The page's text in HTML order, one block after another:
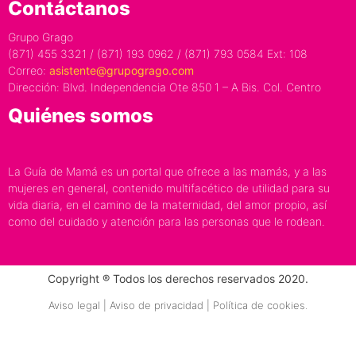
Contáctanos
Grupo Grago
(871) 455 3321 / (871) 193 0962 / (871) 793 0584 Ext: 108
Correo: asistente@grupogrago.com
Dirección: Blvd. Independencia Ote 850 1 – A Bis. Col. Centro
Quiénes somos
La Guía de Mamá es un portal que ofrece a las mamás, y a las
mujeres en general, contenido multifacético de utilidad para su
vida diaria, en el camino de la maternidad, del amor propio, así
como del cuidado y atención para las personas que le rodean.
Copyright ® Todos los derechos reservados 2020.
Aviso legal | Aviso de privacidad | Política de cookies.